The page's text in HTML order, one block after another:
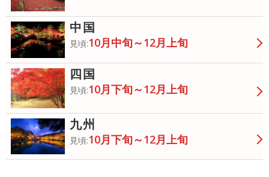
中国
見頃:10月中旬～12月上旬
四国
見頃:10月下旬～12月上旬
九州
見頃:10月下旬～12月上旬